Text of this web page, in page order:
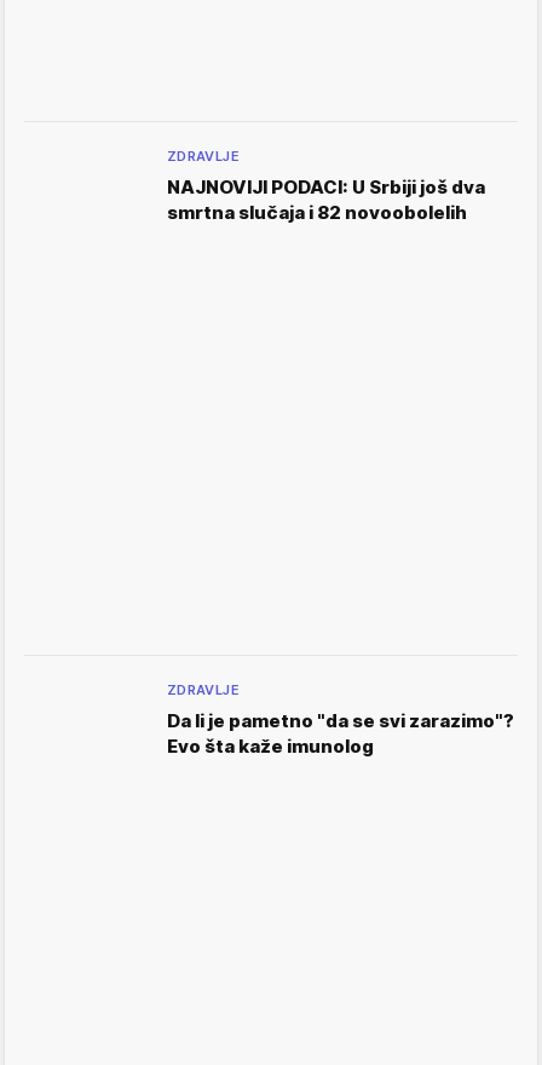
ZDRAVLJE
NAJNOVIJI PODACI: U Srbiji još dva
smrtna slučaja i 82 novoobolelih
ZDRAVLJE
Da li je pametno "da se svi zarazimo"?
Evo šta kaže imunolog